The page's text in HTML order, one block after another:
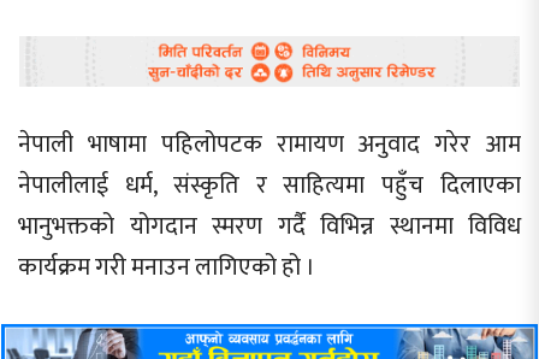
नेपाली भाषामा पहिलोपटक रामायण अनुवाद गरेर आम
नेपालीलाई धर्म, संस्कृति र साहित्यमा पहुँच दिलाएका
भानुभक्तको योगदान स्मरण गर्दै विभिन्न स्थानमा विविध
कार्यक्रम गरी मनाउन लागिएको हो ।